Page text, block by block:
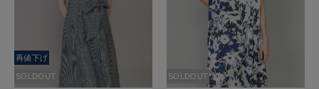
再値下げ
SOLDOUT SOLDOUT